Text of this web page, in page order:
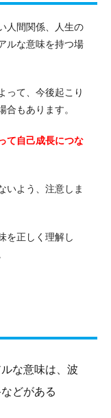
人間関係、人生の
ルな意味を持つ場
って、今後起こり
もあります。
て自己成長につな
いよう、注意しま
を正しく理解し
な意味は、波
どがある